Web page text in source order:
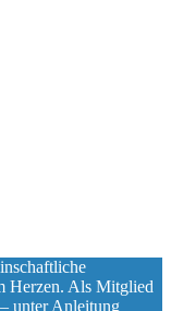
Herzen. Als Mitglied
unter Anleitung